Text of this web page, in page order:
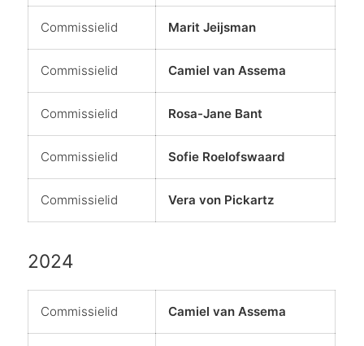
Commissielid Marit Jeijsman
Commissielid Camiel van Assema
Commissielid Rosa-Jane Bant
Commissielid Sofie Roelofswaard
Commissielid Vera von Pickartz
2024
Commissielid Camiel van Assema